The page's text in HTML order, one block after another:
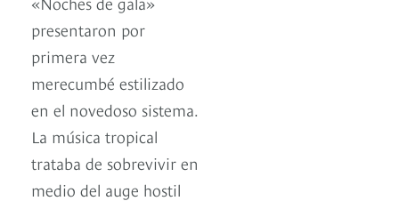
presentaron por
primera vez
merecumbé estilizado
en el novedoso sistema.
La música tropical
trataba de sobrevivir en
medio del auge hostil